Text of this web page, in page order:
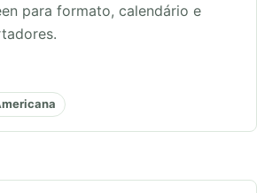
para formato, calendário e